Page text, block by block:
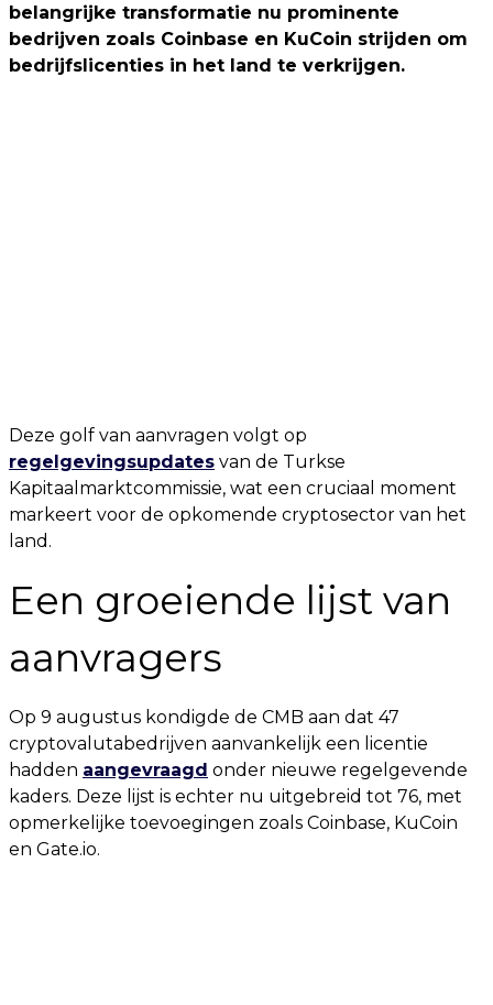
belangrijke transformatie nu prominente
bedrijven zoals Coinbase en KuCoin strijden om
bedrijfslicenties in het land te verkrijgen.
Deze golf van aanvragen volgt op
regelgevingsupdates van de Turkse
Kapitaalmarktcommissie, wat een cruciaal moment
markeert voor de opkomende cryptosector van het
land.
Een groeiende lijst van
aanvragers
Op 9 augustus kondigde de CMB aan dat 47
cryptovalutabedrijven aanvankelijk een licentie
hadden aangevraagd onder nieuwe regelgevende
kaders. Deze lijst is echter nu uitgebreid tot 76, met
opmerkelijke toevoegingen zoals Coinbase, KuCoin
en Gate.io.